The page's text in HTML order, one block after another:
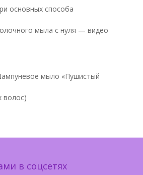
основных способа
мыла с нуля — видео
мыло «Пушистый
волос)
в соцсетях